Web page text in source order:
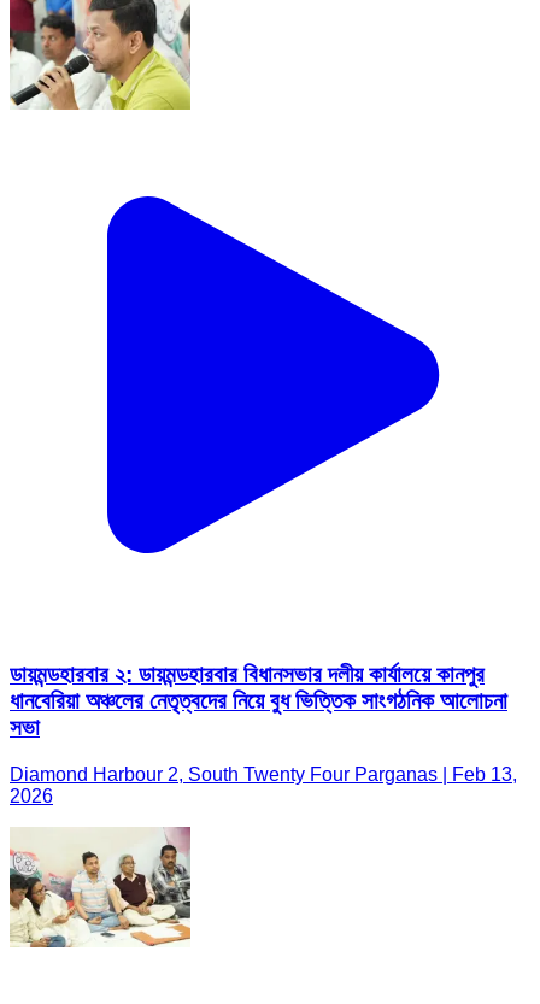
ডায়মন্ডহারবার ২: ডায়মন্ডহারবার বিধানসভার দলীয় কার্যালয়ে কানপুর
ধানবেরিয়া অঞ্চলের নেতৃত্বদের নিয়ে বুধ ভিত্তিক সাংগঠনিক আলোচনা
সভা
Diamond Harbour 2, South Twenty Four Parganas | Feb 13,
2026